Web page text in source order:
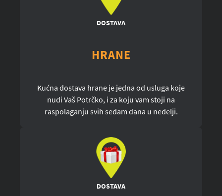
DOSTAVA
HRANE
Kućna dostava hrane je jedna od usluga koje
nudi Vaš Potrčko, i za koju vam stoji na
raspolaganju svih sedam dana u nedelji.
DOSTAVA